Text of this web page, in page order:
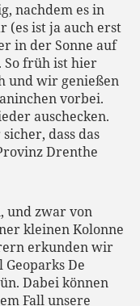
nachdem es in
(es ist ja auch erst
in der Sonne auf
So früh ist hier
und wir genießen
vorbei.
auschecken.
dass das
Drenthe
und zwar von
kleinen Kolonne
erkunden wir
Geoparks De
Dabei können
Fall unsere